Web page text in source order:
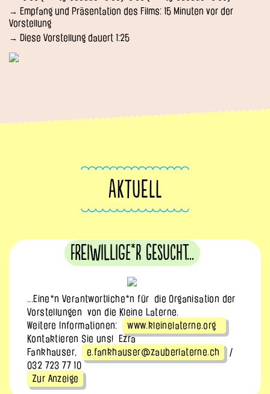
→ Empfang und Präsentation des Films: 15 Minuten vor der
Vorstellung
→ Diese Vorstellung dauert 1:25
AKTUELL
Freiwillige*r gesucht...
...Eine*n Verantwortliche*n für die Organisation der
Vorstellungen von die Kleine Laterne.
Weitere Informationen:
www.kleinelaterne.org
Kontaktieren Sie uns! Ezra
Fankhauser,
e.fankhauser@zauberlaterne.ch
/
032 723 77 10
Zur Anzeige